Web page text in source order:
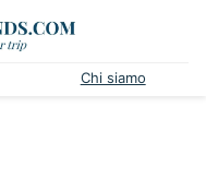
Chi siamo